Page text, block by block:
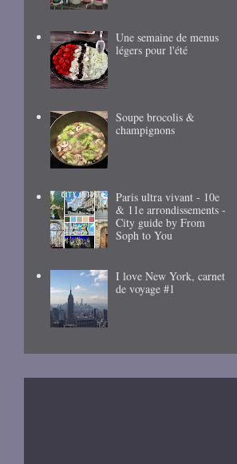
Une semaine de menus
légers pour l'été
Soupe brocolis &
champignons
Paris ultra vivant - 10e
& 11e arrondissements -
City guide by From
Soph to You
I love New York, carnet
de voyage #1